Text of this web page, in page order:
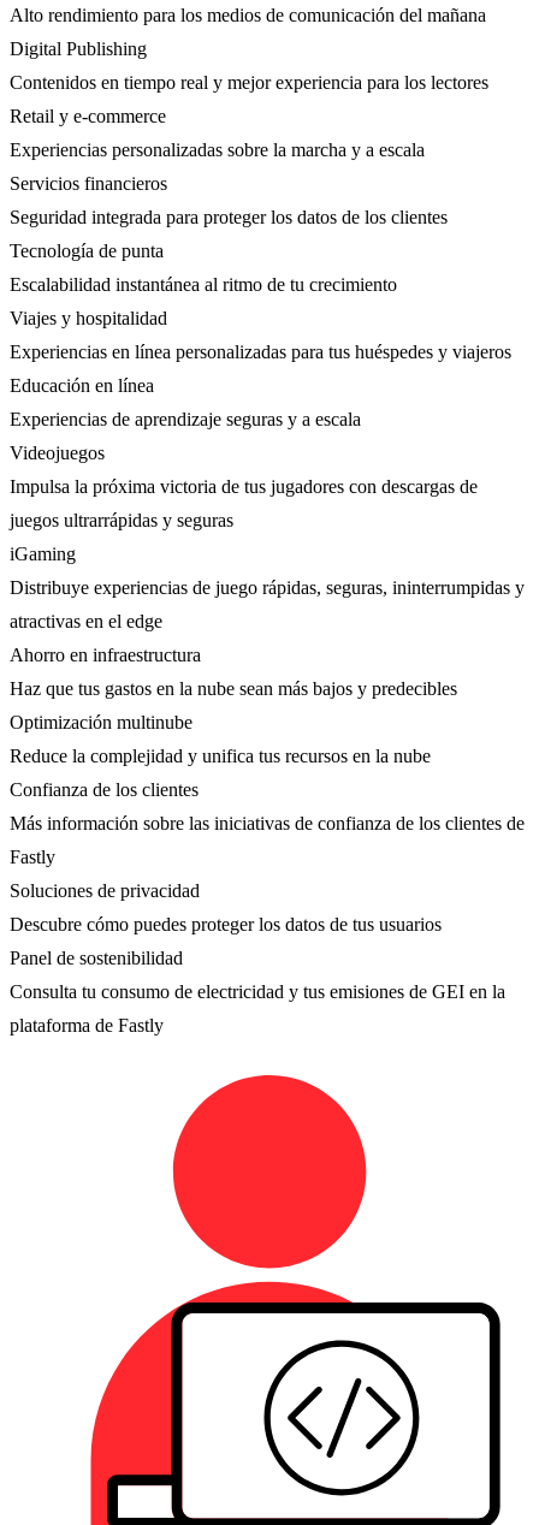
Alto rendimiento para los medios de comunicación del mañana
Digital Publishing
Contenidos en tiempo real y mejor experiencia para los lectores
Retail y e-commerce
Experiencias personalizadas sobre la marcha y a escala
Servicios financieros
Seguridad integrada para proteger los datos de los clientes
Tecnología de punta
Escalabilidad instantánea al ritmo de tu crecimiento
Viajes y hospitalidad
Experiencias en línea personalizadas para tus huéspedes y viajeros
Educación en línea
Experiencias de aprendizaje seguras y a escala
Videojuegos
Impulsa la próxima victoria de tus jugadores con descargas de
juegos ultrarrápidas y seguras
iGaming
Distribuye experiencias de juego rápidas, seguras, ininterrumpidas y
atractivas en el edge
Ahorro en infraestructura
Haz que tus gastos en la nube sean más bajos y predecibles
Optimización multinube
Reduce la complejidad y unifica tus recursos en la nube
Confianza de los clientes
Más información sobre las iniciativas de confianza de los clientes de
Fastly
Soluciones de privacidad
Descubre cómo puedes proteger los datos de tus usuarios
Panel de sostenibilidad
Consulta tu consumo de electricidad y tus emisiones de GEI en la
plataforma de Fastly